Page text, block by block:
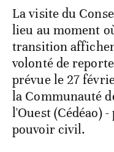
La visite du
lieu au moment
transition
volonté de
prévue le 27
la Communauté
l'Ouest (Cédéao)
pouvoir civil.